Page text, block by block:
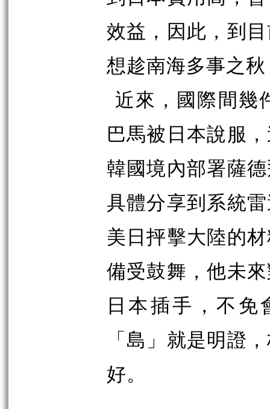
效益，因此，到
想趁南海多事之
近來，國際間幾
巴馬被日本說服
韓國境內部署薩
具體分享到系統
美日抨擊大陸的
備受鼓舞，他未
日本插手，不
「島」就是明證
好。